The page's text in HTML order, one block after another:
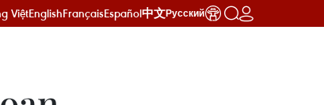
ViệtEnglishFrançaisEspañol中文Русский